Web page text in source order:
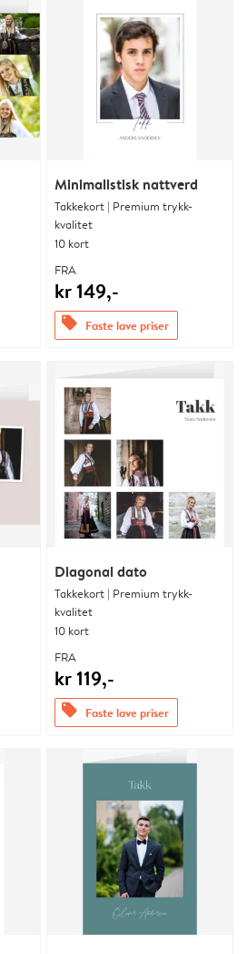
Minimalistisk nattverd
Takkekort | Premium trykk-
kvalitet
10 kort
FRA
kr 149,-
offers Faste lave priser
Diagonal dato
Takkekort | Premium trykk-
kvalitet
10 kort
FRA
kr 119,-
offers Faste lave priser